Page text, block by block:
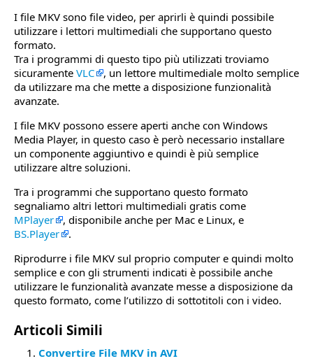
I file MKV sono file video, per aprirli è quindi possibile
utilizzare i lettori multimediali che supportano questo
formato.
Tra i programmi di questo tipo più utilizzati troviamo
sicuramente VLC
, un lettore multimediale molto semplice
da utilizzare ma che mette a disposizione funzionalità
avanzate.
I file MKV possono essere aperti anche con Windows
Media Player, in questo caso è però necessario installare
un componente aggiuntivo e quindi è più semplice
utilizzare altre soluzioni.
Tra i programmi che supportano questo formato
segnaliamo altri lettori multimediali gratis come
MPlayer
, disponibile anche per Mac e Linux, e
BS.Player
.
Riprodurre i file MKV sul proprio computer e quindi molto
semplice e con gli strumenti indicati è possibile anche
utilizzare le funzionalità avanzate messe a disposizione da
questo formato, come l’utilizzo di sottotitoli con i video.
Articoli Simili
Convertire File MKV in AVI